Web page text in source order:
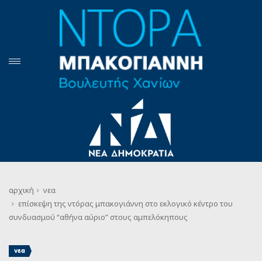
αρχική
νεα
επίσκεψη της ντόρας μπακογιάννη στο εκλογικό κέντρο του
συνδυασμού “αθήνα αύριο” στους αμπελόκηπους
νεα